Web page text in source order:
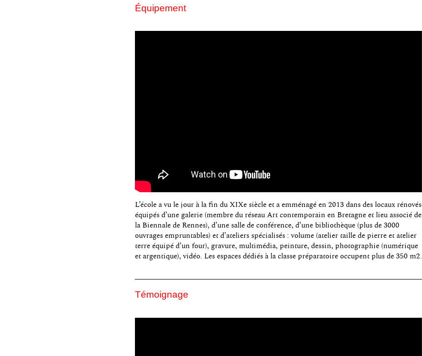
Équipement
L’école a vu le jour à la fin du XIXe siècle et a emménagé en 2013 dans des locaux rénovés
équipés d’une galerie (membre du réseau Art contemporain en Bretagne et lieu associé de
la Biennale de Rennes), d’une salle de conférence, d’une bibliothèque (plus de 3000
ouvrages empruntables) et d’ateliers spécialisés : volume (atelier taille de pierre et atelier
terre équipé d’un four), gravure, multimédia, peinture, dessin, photographie (numérique
et argentique), vidéo. Les espaces dédiés à la classe préparatoire occupent plus de 350 m2.
Témoignage